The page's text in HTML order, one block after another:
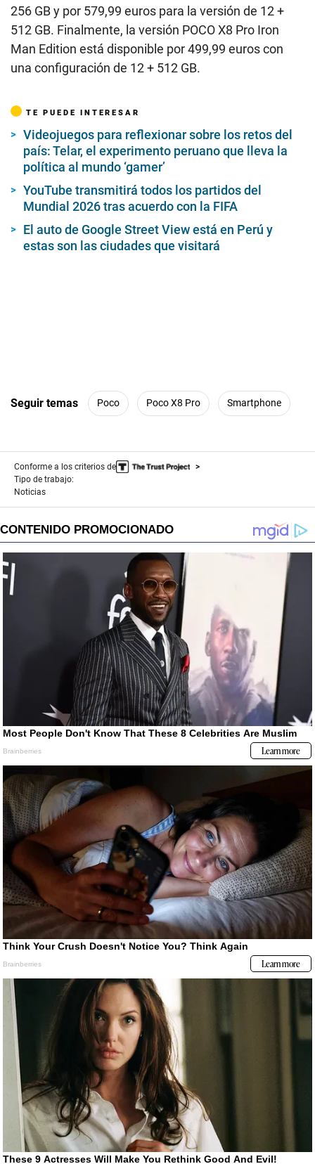
256 GB y por 579,99 euros para la versión de 12 +
512 GB. Finalmente, la versión POCO X8 Pro Iron
Man Edition está disponible por 499,99 euros con
una configuración de 12 + 512 GB.
TE PUEDE INTERESAR
Videojuegos para reflexionar sobre los retos del
país: Telar, el experimento peruano que lleva la
política al mundo ‘gamer’
YouTube transmitirá todos los partidos del
Mundial 2026 tras acuerdo con la FIFA
El auto de Google Street View está en Perú y
estas son las ciudades que visitará
Seguir temas Poco Poco X8 Pro Smartphone
Conforme a los criterios de
Tipo de trabajo:
Noticias